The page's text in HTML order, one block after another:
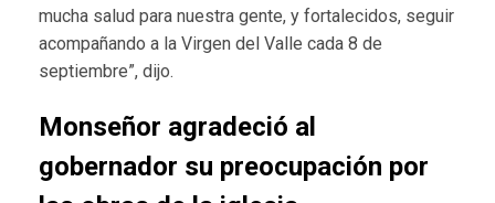
mucha salud para nuestra gente, y fortalecidos, seguir
acompañando a la Virgen del Valle cada 8 de
septiembre”, dijo.
Monseñor agradeció al
gobernador su preocupación por